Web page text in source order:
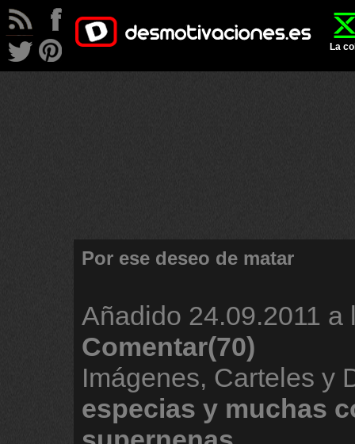
La
Por ese deseo de matar
Añadido 24.09.2011 a
Comentar(70)
Imágenes, Carteles y
especias y muchas